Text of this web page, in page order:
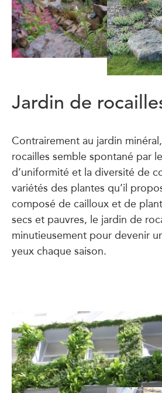
Jardin de
Contrairement au jardin
rocailles semble spontané par
d’uniformité et la diversité de
variétés des plantes qu’il
composé de cailloux et de
secs et pauvres, le jardin de
minutieusement pour devenir
yeux chaque saison.